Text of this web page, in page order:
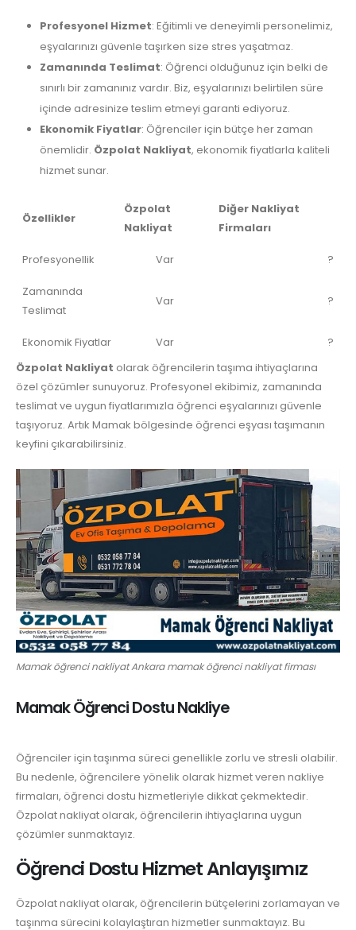
Profesyonel Hizmet: Eğitimli ve deneyimli personelimiz,
eşyalarınızı güvenle taşırken size stres yaşatmaz.
Zamanında Teslimat: Öğrenci olduğunuz için belki de
sınırlı bir zamanınız vardır. Biz, eşyalarınızı belirtilen süre
içinde adresinize teslim etmeyi garanti ediyoruz.
Ekonomik Fiyatlar: Öğrenciler için bütçe her zaman
önemlidir. Özpolat Nakliyat, ekonomik fiyatlarla kaliteli
hizmet sunar.
Özellikler
Özpolat
Nakliyat
Diğer Nakliyat
Firmaları
Profesyonellik Var ?
Zamanında
Teslimat
Var ?
Ekonomik Fiyatlar Var
?
Özpolat Nakliyat olarak öğrencilerin taşıma ihtiyaçlarına
özel çözümler sunuyoruz. Profesyonel ekibimiz, zamanında
teslimat ve uygun fiyatlarımızla öğrenci eşyalarınızı güvenle
taşıyoruz. Artık Mamak bölgesinde öğrenci eşyası taşımanın
keyfini çıkarabilirsiniz.
Mamak öğrenci nakliyat Ankara mamak öğrenci nakliyat firması
Mamak Öğrenci Dostu Nakliye
Öğrenciler için taşınma süreci genellikle zorlu ve stresli olabilir.
Bu nedenle, öğrencilere yönelik olarak hizmet veren nakliye
firmaları, öğrenci dostu hizmetleriyle dikkat çekmektedir.
Özpolat nakliyat olarak, öğrencilerin ihtiyaçlarına uygun
çözümler sunmaktayız.
Öğrenci Dostu Hizmet Anlayışımız
Özpolat nakliyat olarak, öğrencilerin bütçelerini zorlamayan ve
taşınma sürecini kolaylaştıran hizmetler sunmaktayız. Bu